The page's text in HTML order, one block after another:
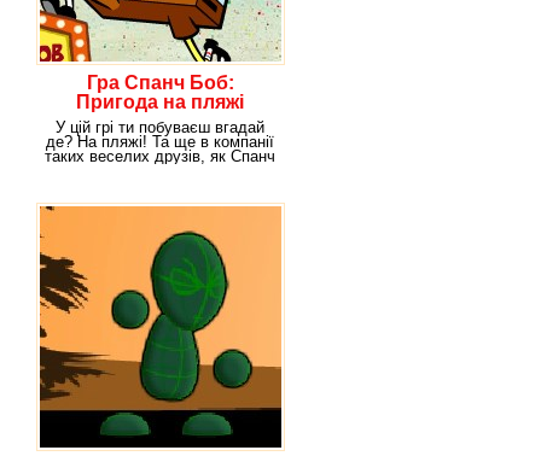
Гра Спанч Боб:
Пригода на пляжі
У цій грі ти побуваєш вгадай
де? На пляжі! Та ще в компанії
таких веселих друзів, як Спанч